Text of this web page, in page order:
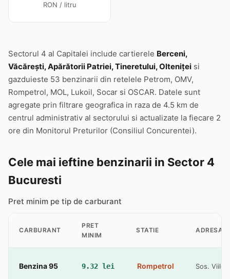
RON / litru
Sectorul 4 al Capitalei include cartierele Berceni,
Văcărești, Apărătorii Patriei, Tineretului, Olteniței si
gazduieste 53 benzinarii din retelele Petrom, OMV,
Rompetrol, MOL, Lukoil, Socar si OSCAR. Datele sunt
agregate prin filtrare geografica in raza de 4.5 km de
centrul administrativ al sectorului si actualizate la fiecare 2
ore din Monitorul Preturilor (Consiliul Concurentei).
Cele mai ieftine benzinarii in Sector 4
Bucuresti
Pret minim pe tip de carburant
CARBURANT
PRET
MINIM
STATIE ADRESA
Benzina 95 9.32 lei Rompetrol Sos. Viilor